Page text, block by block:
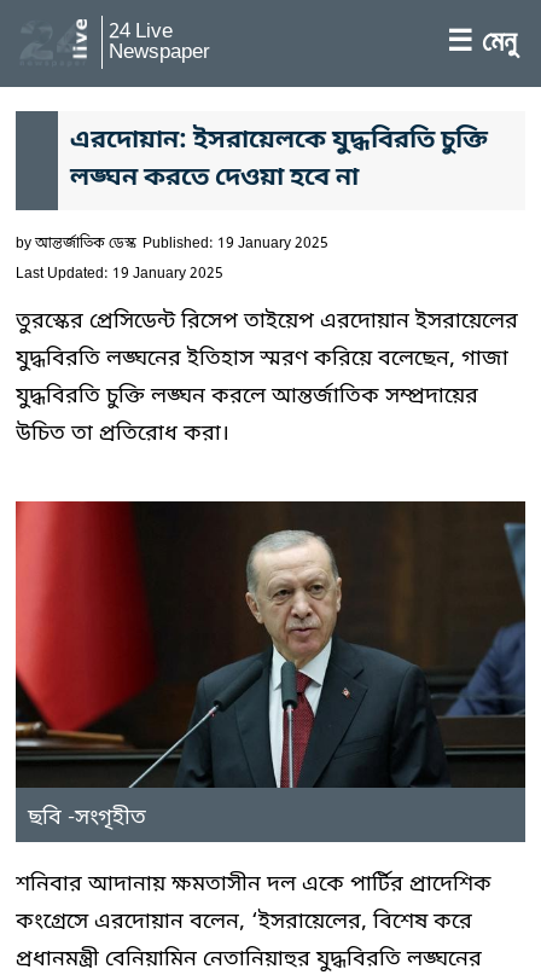
24 Live
Newspaper ☰ মেনু
এরদোয়ান: ইসরায়েলকে যুদ্ধবিরতি চুক্তি
লঙ্ঘন করতে দেওয়া হবে না
byআন্তর্জাতিক ডেস্ক Published: 19 January 2025
Last Updated: 19 January 2025
তুরস্কের প্রেসিডেন্ট রিসেপ তাইয়েপ এরদোয়ান ইসরায়েলের
যুদ্ধবিরতি লঙ্ঘনের ইতিহাস স্মরণ করিয়ে বলেছেন, গাজা
যুদ্ধবিরতি চুক্তি লঙ্ঘন করলে আন্তর্জাতিক সম্প্রদায়ের
উচিত তা প্রতিরোধ করা।
ছবি -সংগৃহীত
শনিবার আদানায় ক্ষমতাসীন দল একে পার্টির প্রাদেশিক
কংগ্রেসে এরদোয়ান বলেন, ‘ইসরায়েলের, বিশেষ করে
প্রধানমন্ত্রী বেনিয়ামিন নেতানিয়াহুর যুদ্ধবিরতি লঙ্ঘনের